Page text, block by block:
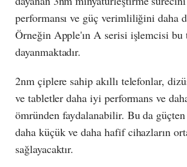
performansı ve güç verimliliğini daha
Örneğin Apple'ın A serisi işlemcisi bu
dayanmaktadır.
2nm çiplere sahip akıllı telefonlar,
ve tabletler daha iyi performans ve
ömründen faydalanabilir. Bu da
daha küçük ve daha hafif cihazların
sağlayacaktır.